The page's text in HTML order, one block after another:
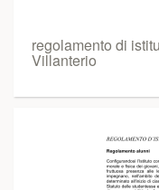
regolamento di
Villanterio